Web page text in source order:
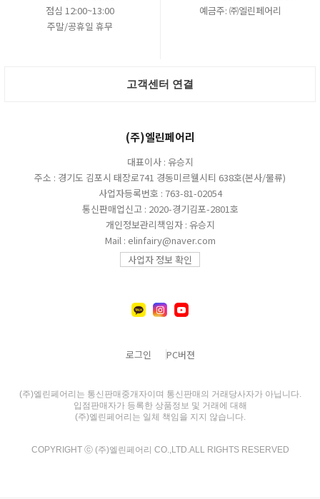
점심 12:00~13:00
주말/공휴일 휴무
예금주: ㈜엘린페어리
고객센터 연결
(주)엘린페어리
대표이사 : 유승지
주소 : 경기도 김포시 태장로741 경동미르웰시티 638호(본사/물류)
사업자등록번호 : 763-81-02054
통신판매업신고 : 2020-경기김포-2801호
개인정보관리책임자 : 유승지
Mail : elinfairy@naver.com
사업자 정보 확인
로그인 PC버젼
(주)엘린페어리는 통신판매중개자이며 통신판매의 거래당사자가 아닙니다.
입점판매자가 등록한 상품정보 및 거래에 대해
(주)엘린페어리는 일체 책임을 지지 않습니다.
COPYRIGHT ⓒ (주)엘린페어리 CO.,LTD.ALL RIGHTS RESERVED